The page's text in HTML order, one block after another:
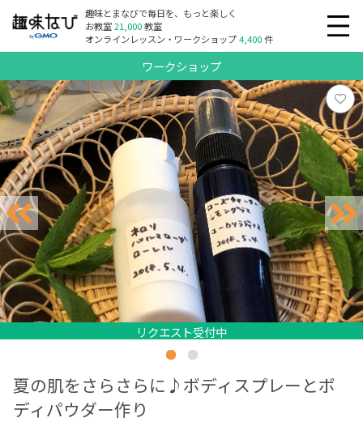
趣味とまなびで毎日を、もっと楽しく
お教室21,000教室
オンラインレッスン・ワークショップ4,400件
ワークショップ
リクエスト受付中
リクエスト受付中
リクエスト受付中
夏の肌をさらさらに♪ボディスプレーとボ
ディパウダー作り